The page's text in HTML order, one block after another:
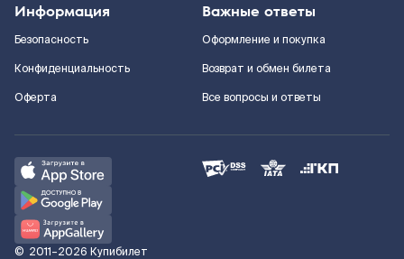
Информация
Безопасность
Конфиденциальность
Оферта
Важные ответы
Оформление и покупка
Возврат и обмен билета
Все вопросы и ответы
© 2011–2026 Купибилет